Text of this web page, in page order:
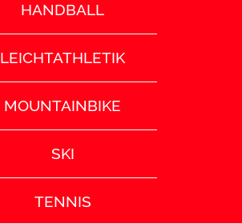
HANDBALL
LEICHTATHLETIK
MOUNTAINBIKE
SKI
TENNIS